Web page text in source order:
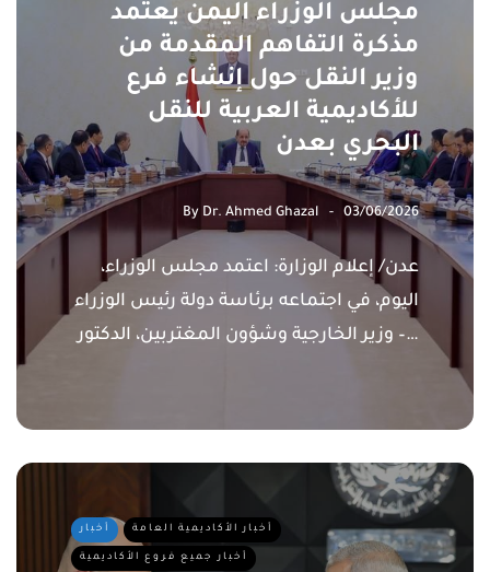
مجلس الوزراء اليمن يعتمد
مذكرة التفاهم المقدمة من
وزير النقل حول إنشاء فرع
للأكاديمية العربية للنقل
البحري بعدن
By Dr. Ahmed Ghazal 03/06/2026
عدن/ إعلام الوزارة: اعتمد مجلس الوزراء،
اليوم، في اجتماعه برئاسة دولة رئيس الوزراء
– وزير الخارجية وشؤون المغتربين، الدكتور…
أخبار أخبار الأكاديمية العامة
أخبار جميع فروع الأكاديمية